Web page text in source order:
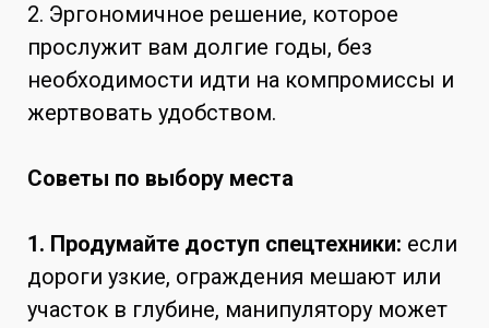
2. Эргономичное решение, которое
прослужит вам долгие годы, без
необходимости идти на компромиссы и
жертвовать удобством.
Советы по выбору места
1. Продумайте доступ спецтехники: если
дороги узкие, ограждения мешают или
участок в глубине, манипулятору может